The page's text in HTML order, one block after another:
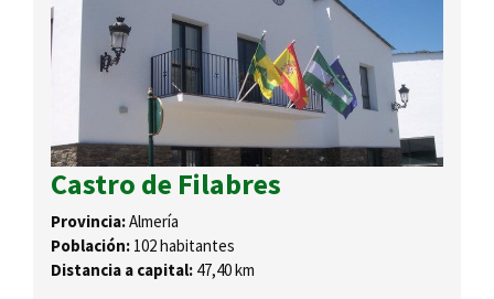
Castro de Filabres
Provincia:Almería
Población: 102 habitantes
Distancia a capital: 47,40 km